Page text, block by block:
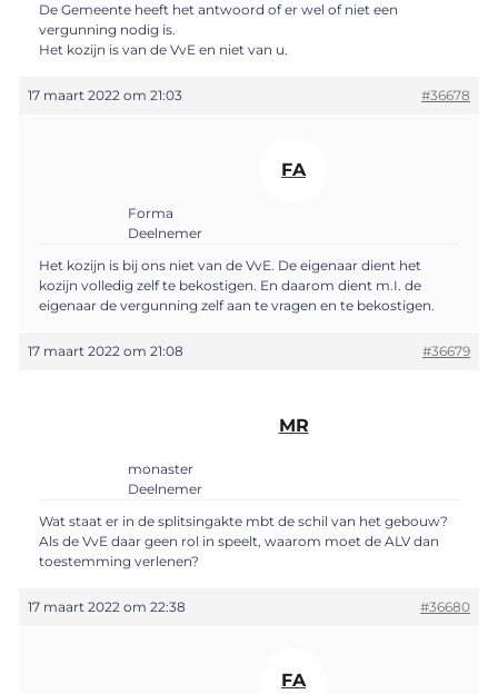
De Gemeente heeft het antwoord of er wel of niet een
vergunning nodig is.
Het kozijn is van de VvE en niet van u.
17 maart 2022 om 21:03 #36678
FA
Forma
Deelnemer
Het kozijn is bij ons niet van de VvE. De eigenaar dient het
kozijn volledig zelf te bekostigen. En daarom dient m.I. de
eigenaar de vergunning zelf aan te vragen en te bekostigen.
17 maart 2022 om 21:08 #36679
MR
monaster
Deelnemer
Wat staat er in de splitsingakte mbt de schil van het gebouw?
Als de VvE daar geen rol in speelt, waarom moet de ALV dan
toestemming verlenen?
17 maart 2022 om 22:38 #36680
FA